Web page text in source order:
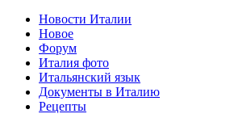
Новости Италии
Новое
Форум
Италия фото
Итальянский язык
Документы в Италию
Рецепты